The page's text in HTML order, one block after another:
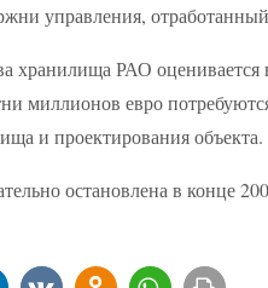
управления,
хранилища РАО
миллионов евро
и проектирования объекта.
остановлена в конце